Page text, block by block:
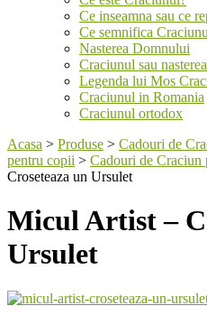
Ce inseamna sau ce
Ce semnifica
Nasterea Domnului
Craciunul sau
Legenda lui Mos
Craciunul in Romania
Craciunul ortodox
Acasa > Produse > Cadouri de
pentru copii > Cadouri de Craciun
Croseteaza un Ursulet
Micul Artist –
Ursulet